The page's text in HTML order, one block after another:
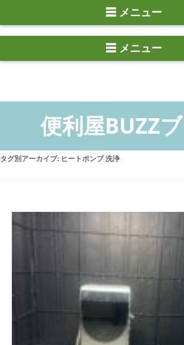
☰ メニュー
タグ別アーカイブ: ヒートポンプ 洗浄